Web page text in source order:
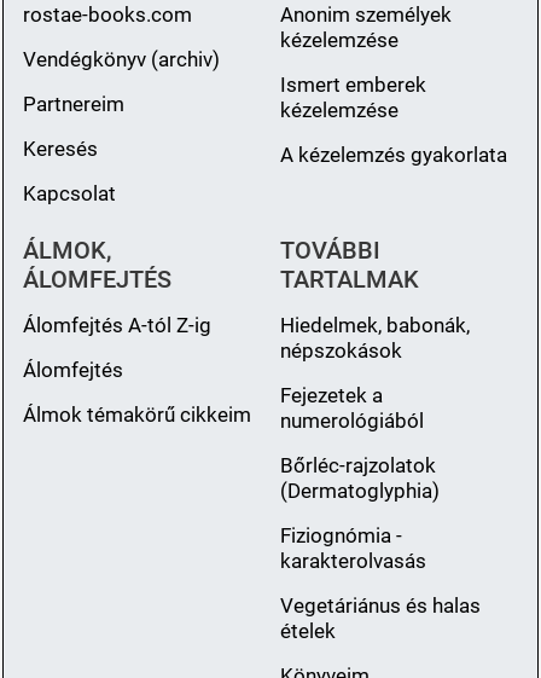
rostae-books.com
Vendégkönyv (archiv)
Partnereim
Keresés
Kapcsolat
Anonim személyek
kézelemzése
Ismert emberek
kézelemzése
A kézelemzés gyakorlata
ÁLMOK,
ÁLOMFEJTÉS
Álomfejtés A-tól Z-ig
Álomfejtés
Álmok témakörű cikkeim
TOVÁBBI
TARTALMAK
Hiedelmek, babonák,
népszokások
Fejezetek a
numerológiából
Bőrléc-rajzolatok
(Dermatoglyphia)
Fiziognómia -
karakterolvasás
Vegetáriánus és halas
ételek